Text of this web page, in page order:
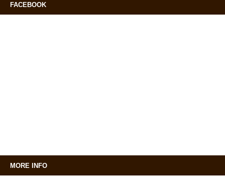
FACEBOOK
MORE INFO